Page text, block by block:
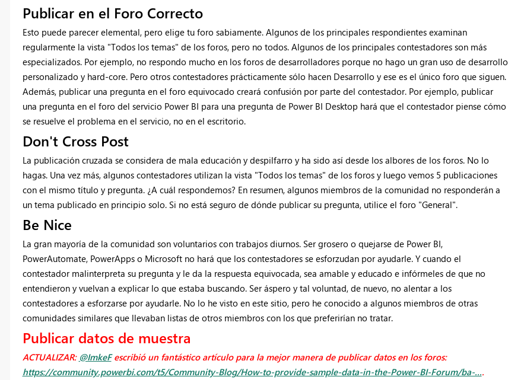
Publicar en el Foro Correcto
Esto puede parecer elemental, pero elige tu foro sabiamente. Algunos de los principales respondientes examinan
regularmente la vista "Todos los temas" de los foros, pero no todos. Algunos de los principales contestadores son más
especializados. Por ejemplo, no respondo mucho en los foros de desarrolladores porque no hago un gran uso de desarrollo
personalizado y hard-core. Pero otros contestadores prácticamente sólo hacen Desarrollo y ese es el único foro que siguen.
Además, publicar una pregunta en el foro equivocado creará confusión por parte del contestador. Por ejemplo, publicar
una pregunta en el foro del servicio Power BI para una pregunta de Power BI Desktop hará que el contestador piense cómo
se resuelve el problema en el servicio, no en el escritorio.
Don't Cross Post
La publicación cruzada se considera de mala educación y despilfarro y ha sido así desde los albores de los foros. No lo
hagas. Una vez más, algunos contestadores utilizan la vista "Todos los temas" de los foros y luego vemos 5 publicaciones
con el mismo título y pregunta. ¿A cuál respondemos? En resumen, algunos miembros de la comunidad no responderán a
un tema publicado en principio solo. Si no está seguro de dónde publicar su pregunta, utilice el foro "General".
Be Nice
La gran mayoría de la comunidad son voluntarios con trabajos diurnos. Ser grosero o quejarse de Power BI,
PowerAutomate, PowerApps o Microsoft no hará que los contestadores se esforzudan por ayudarle. Y cuando el
contestador malinterpreta su pregunta y le da la respuesta equivocada, sea amable y educado e infórmeles de que no
entendieron y vuelvan a explicar lo que estaba buscando. Ser áspero y tal voluntad, de nuevo, no alentar a los
contestadores a esforzarse por ayudarle. No lo he visto en este sitio, pero he conocido a algunos miembros de otras
comunidades similares que llevaban listas de otros miembros con los que preferirían no tratar.
Publicar datos de muestra
ACTUALIZAR: @ImkeFescribió un fantástico artículo para la mejor manera de publicar datos en los foros:
https://community.powerbi.com/t5/Community-Blog/How-to-provide-sample-data-in-the-Power-BI-Forum/ba-....